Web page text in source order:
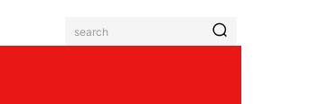
search